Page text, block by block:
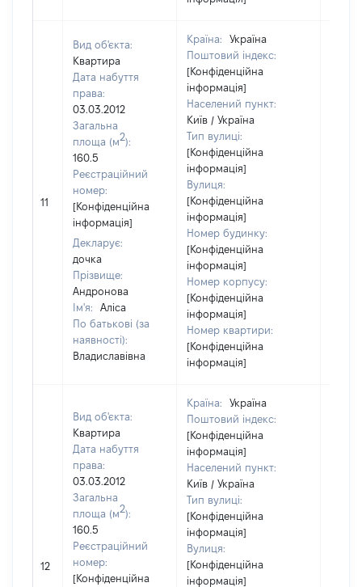
11
Вид об'єкта:
Квартира
Дата набуття
права:
03.03.2012
Загальна
площа (м2):
160.5
Реєстраційний
номер:
[Конфіденційна
інформація]
Декларує:
дочка
Прізвище:
Андронова
Ім'я:
Аліса
По батькові (за
наявності):
Владиславівна
Країна:
Україна
Поштовий індекс:
[Конфіденційна
інформація]
Населений пункт:
Київ / Україна
Тип вулиці:
[Конфіденційна
інформація]
Вулиця:
[Конфіденційна
інформація]
Номер будинку:
[Конфіденційна
інформація]
Номер корпусу:
[Конфіденційна
інформація]
Номер квартири:
[Конфіденційна
інформація]
12
Вид об'єкта:
Квартира
Дата набуття
права:
03.03.2012
Загальна
площа (м2):
160.5
Реєстраційний
номер:
[Конфіденційна
Країна:
Україна
Поштовий індекс:
[Конфіденційна
інформація]
Населений пункт:
Київ / Україна
Тип вулиці:
[Конфіденційна
інформація]
Вулиця:
[Конфіденційна
інформація]